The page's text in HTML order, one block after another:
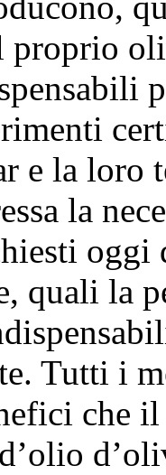
e la loro
la
oggi
quali la
Tutti i
che